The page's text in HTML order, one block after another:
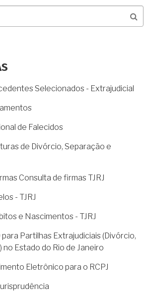
Selecionados - Extrajudicial
de Falecidos
de Divórcio, Separação e
Consulta de firmas TJRJ
- TJRJ
e Nascimentos - TJRJ
para Partilhas Extrajudiciais (Divórcio,
Estado do Rio de Janeiro
Eletrônico para o RCPJ